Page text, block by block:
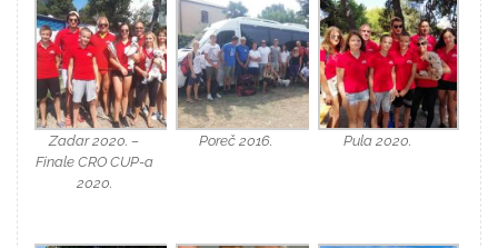
Zadar 2020. –
Finale CRO CUP-a
2020.
Poreč 2016. Pula 2020.